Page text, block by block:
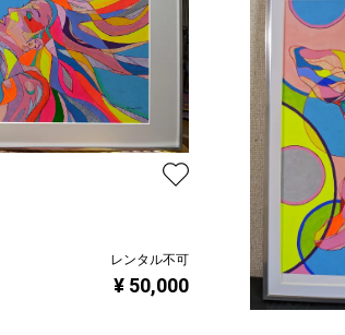
レンタル不可
¥ 50,000